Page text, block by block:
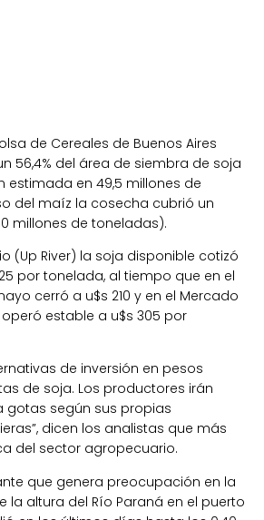
de Cereales de Buenos Aires
56,4% del área de siembra de soja
estimada en 49,5 millones de
del maíz la cosecha cubrió un
millones de toneladas).
(Up River) la soja disponible cotizó
por tonelada, al tiempo que en el
cerró a u$s 210 y en el Mercado
estable a u$s 305 por
de inversión en pesos
de soja. Los productores irán
gotas según sus propias
dicen los analistas que más
del sector agropecuario.
que genera preocupación en la
la altura del Río Paraná en el puerto